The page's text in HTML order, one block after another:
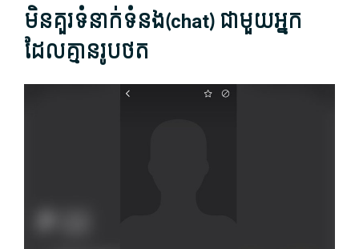
មិន​គួរ​ទំនាក់ទំនង​(chat​) ជាមួយ​អ្នក​
ដែល​គ្មាន​រូបថត